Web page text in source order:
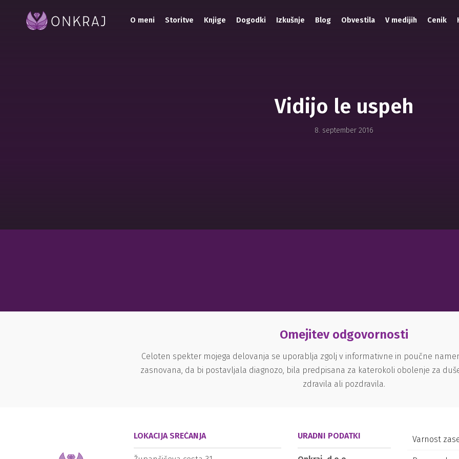
O meni Storitve Knjige Dogodki Izkušnje Blog Obvestila V medijih Cenik
Vidijo le uspeh
8. september 2016
Omejitev odgovornosti
Celoten spekter mojega delovanja se uporablja zgolj v informativne in poučne
zasnovana, da bi postavljala diagnozo, bila predpisana za katerokoli obolenje za
zdravila ali pozdravila.
LOKACIJA SREČANJA URADNI PODATKI Varnost